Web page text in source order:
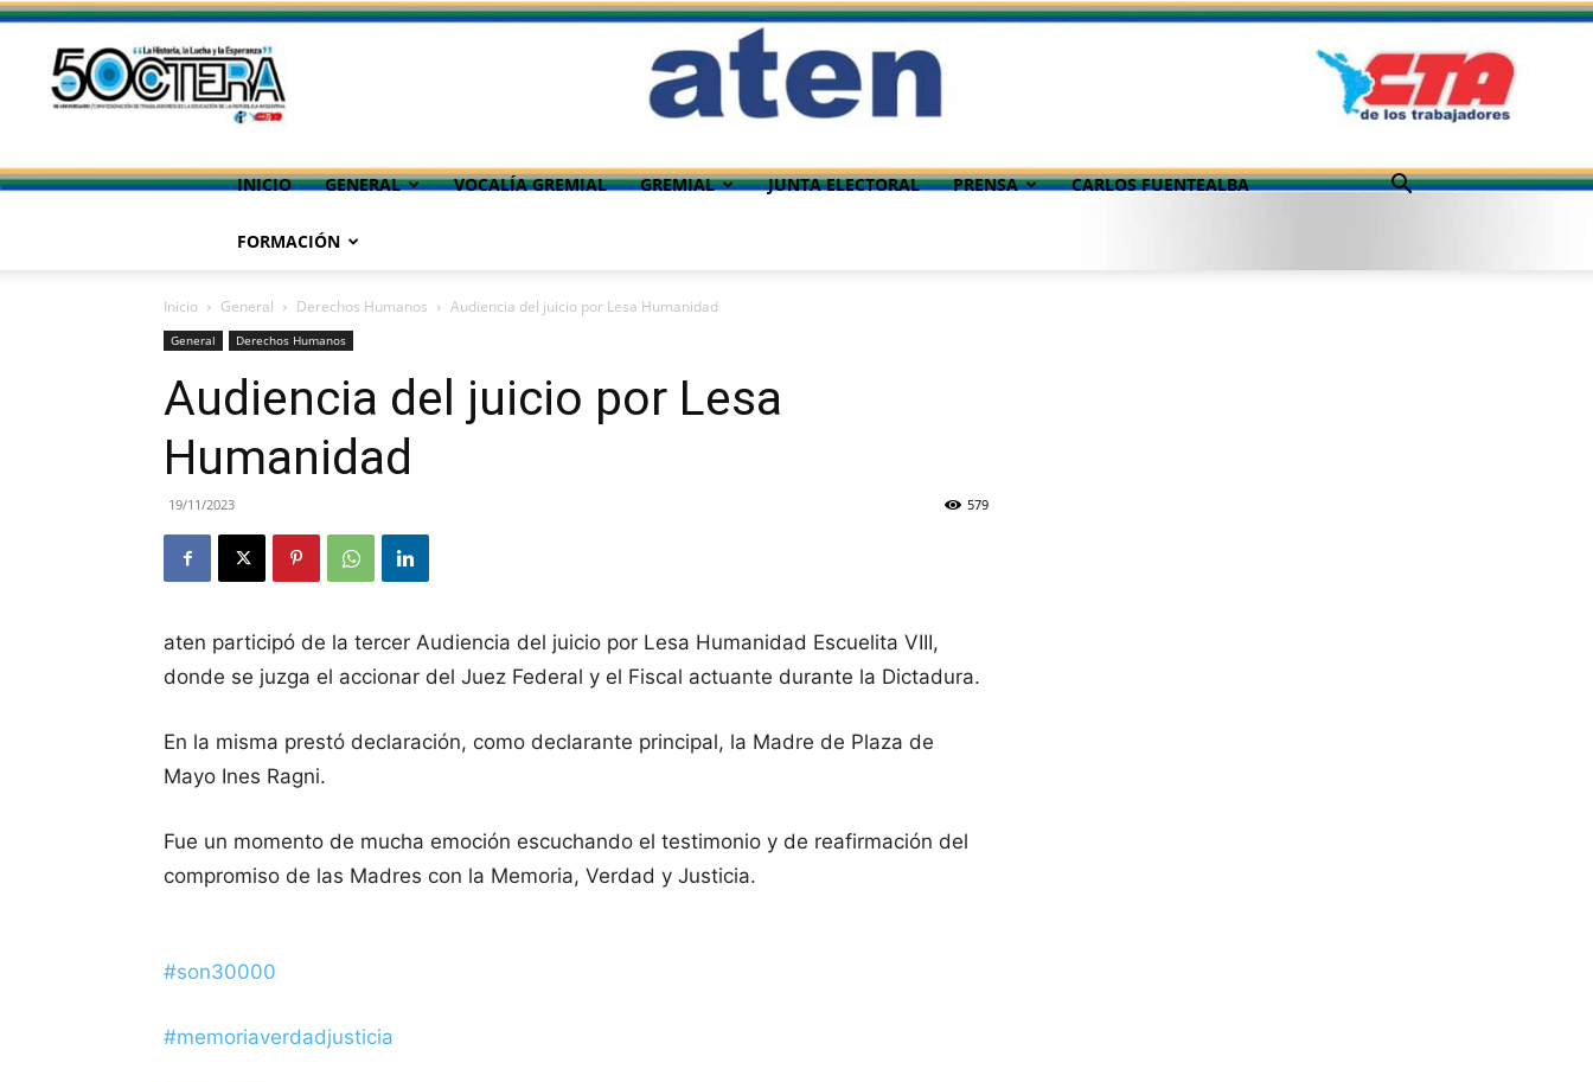
INICIO GENERAL VOCALÍA GREMIAL GREMIAL JUNTA ELECTORAL PRENSA CARLOS FUENTEALBA
FORMACIÓN
Inicio General Derechos Humanos Audiencia del juicio por Lesa Humanidad
General Derechos Humanos
Audiencia del juicio por Lesa
Humanidad
19/11/2023 579
aten participó de la tercer Audiencia del juicio por Lesa Humanidad Escuelita VIII,
donde se juzga el accionar del Juez Federal y el Fiscal actuante durante la Dictadura.
En la misma prestó declaración, como declarante principal, la Madre de Plaza de
Mayo Ines Ragni.
Fue un momento de mucha emoción escuchando el testimonio y de reafirmación del
compromiso de las Madres con la Memoria, Verdad y Justicia.
#son30000
#memoriaverdadjusticia